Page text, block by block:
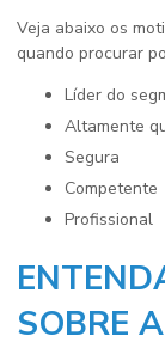
Veja abaixo os
quando procurar
líder do
altamente
segura
competente
profissional
SOBRE